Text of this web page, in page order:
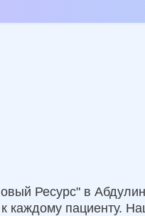
Ресурс" в
каждому пациенту.